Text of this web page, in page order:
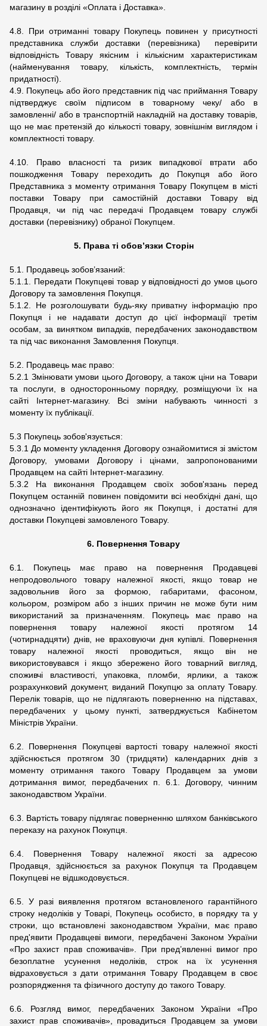
магазину в розділі «Оплата і Доставка».
4.8. При отриманні товару Покупець повинен у присутності
представника служби доставки (перевізника) перевірити
відповідність Товару якісним і кількісним характеристикам
(найменування товару, кількість, комплектність, термін
придатності).
4.9. Покупець або його представник під час приймання Товару
підтверджує своїм підписом в товарному чеку/ або в
замовленні/ або в транспортній накладній на доставку товарів,
що не має претензій до кількості товару, зовнішнім виглядом і
комплектності товару.
4.10. Право власності та ризик випадкової втрати або
пошкодження Товару переходить до Покупця або його
Представника з моменту отримання Товару Покупцем в місті
поставки Товару при самостійній доставки Товару від
Продавця, чи під час передачі Продавцем товару службі
доставки (перевізнику) обраної Покупцем.
5. Права ті обов’язки Сторін
5.1. Продавець зобов’язаний:
5.1.1. Передати Покупцеві товар у відповідності до умов цього
Договору та замовлення Покупця.
5.1.2. Не розголошувати будь-яку приватну інформацію про
Покупця і не надавати доступ до цієї інформації третім
особам, за винятком випадків, передбачених законодавством
та під час виконання Замовлення Покупця.
5.2. Продавець має право:
5.2.1 Змінювати умови цього Договору, а також ціни на Товари
та послуги, в односторонньому порядку, розміщуючи їх на
сайті Інтернет-магазину. Всі зміни набувають чинності з
моменту їх публікації.
5.3 Покупець зобов'язується:
5.3.1 До моменту укладення Договору ознайомитися зі змістом
Договору, умовами Договору і цінами, запропонованими
Продавцем на сайті Інтернет-магазину.
5.3.2 На виконання Продавцем своїх зобов'язань перед
Покупцем останній повинен повідомити всі необхідні дані, що
однозначно ідентифікують його як Покупця, і достатні для
доставки Покупцеві замовленого Товару.
6. Повернення Товару
6.1. Покупець має право на повернення Продавцеві
непродовольчого товару належної якості, якщо товар не
задовольнив його за формою, габаритами, фасоном,
кольором, розміром або з інших причин не може бути ним
використаний за призначенням. Покупець має право на
повернення товару належної якості протягом 14
(чотирнадцяти) днів, не враховуючи дня купівлі. Повернення
товару належної якості проводиться, якщо він не
використовувався і якщо збережено його товарний вигляд,
споживчі властивості, упаковка, пломби, ярлики, а також
розрахунковий документ, виданий Покупцю за оплату Товару.
Перелік товарів, що не підлягають поверненню на підставах,
передбачених у цьому пункті, затверджується Кабінетом
Міністрів України.
6.2. Повернення Покупцеві вартості товару належної якості
здійснюється протягом 30 (тридцяти) календарних днів з
моменту отримання такого Товару Продавцем за умови
дотримання вимог, передбачених п. 6.1. Договору, чинним
законодавством України.
6.3. Вартість товару підлягає поверненню шляхом банківського
переказу на рахунок Покупця.
6.4. Повернення Товару належної якості за адресою
Продавця, здійснюється за рахунок Покупця та Продавцем
Покупцеві не відшкодовується.
6.5. У разі виявлення протягом встановленого гарантійного
строку недоліків у Товарі, Покупець особисто, в порядку та у
строки, що встановлені законодавством України, має право
пред'явити Продавцеві вимоги, передбачені Законом України
«Про захист прав споживачів». При пред’явленні вимог про
безоплатне усунення недоліків, строк на їх усунення
відраховується з дати отримання Товару Продавцем в своє
розпорядження та фізичного доступу до такого Товару.
6.6. Розгляд вимог, передбачених Законом України «Про
захист прав споживачів», провадиться Продавцем за умови